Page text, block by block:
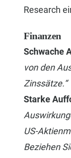
Research
Finanzen
Schwache
von den
Zinssätze.“
Starke
US-
Beziehen